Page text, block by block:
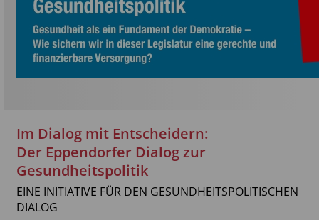
Referenten
Gesundheit als ein Fundament der Demokratie -
Wie sichern wir in dieser Legislatur eine gerechte
und finanzierbare Versorgung?
Lässt das neue DigiG das Vorzeige-
Innovationsprojekt der Digitalen
Arzneimittelversorgung in Gefahr?
Arzneimittelversorgung der Zukunft: Bleibt die
Apotheke vor Ort?
Raus aus der Antibiotikamisere: Welche
Presse
Kontakt
Im Dialog mit Entscheidern:
Der Eppendorfer Dialog zur
Gesundheitspolitik
EINE INITIATIVE FÜR DEN GESUNDHEITSPOLITISCHEN
DIALOG